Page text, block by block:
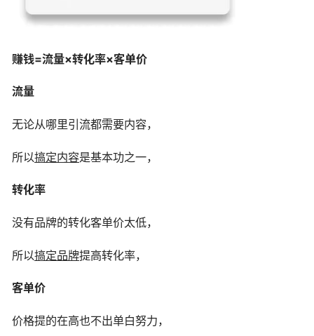
赚钱=流量×转化率×客单价
流量
无论从哪里引流都需要内容，
所以搞定内容是基本功之一，
转化率
没有品牌的转化客单价太低，
所以搞定品牌提高转化率，
客单价
价格提的在高也不出单白努力，